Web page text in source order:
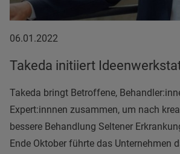
06.01.2022
06.01.2022
Takeda initiiert
Takeda bringt Betroffene,
Expert:innnen zusammen, um nach
bessere Behandlung Seltener
Ende Oktober führte das Unternehmen